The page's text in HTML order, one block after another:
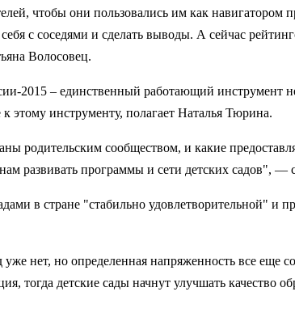
чтобы они пользовались им как навигатором
с соседями и сделать выводы. А сейчас
Волосовец.
2015 – единственный работающий инструмент
этому инструменту, полагает Наталья Тюрина.
родительским сообществом, и какие
развивать программы и сети детских садов", —
в стране "стабильно удовлетворительной" и
нет, но определенная напряженность все еще
тогда детские сады начнут улучшать